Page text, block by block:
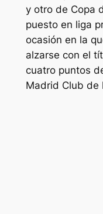
y otro de Copa
puesto en liga
ocasión en la
alzarse con el
cuatro puntos
Madrid Club de